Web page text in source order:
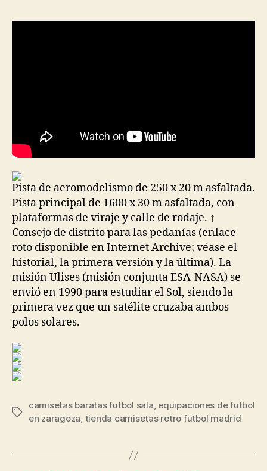
Pista de aeromodelismo de 250 x 20 m asfaltada.
Pista principal de 1600 x 30 m asfaltada, con
plataformas de viraje y calle de rodaje. ↑
Consejo de distrito para las pedanías (enlace
roto disponible en Internet Archive; véase el
historial, la primera versión y la última). La
misión Ulises (misión conjunta ESA-NASA) se
envió en 1990 para estudiar el Sol, siendo la
primera vez que un satélite cruzaba ambos
polos solares.
Etiquetas
camisetas baratas futbol sala, equipaciones de futbol
en zaragoza, tienda camisetas retro futbol madrid